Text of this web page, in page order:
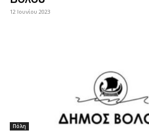
12 Ιουνίου 2023
Πόλη